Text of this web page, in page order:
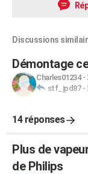
Discussions
Démontage
Charles01234-
stf_jpd87-
14 réponses
Plus de
de Philips